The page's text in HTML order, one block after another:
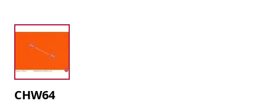
CHW64